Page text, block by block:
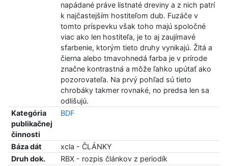
napádané práve listnaté dreviny a z nich patrí
k najčastejším hostiteľom dub. Fuzáče v
tomto príspevku však toho majú spoločné
viac ako len hostiteľa, je to aj zaujímavé
sfarbenie, ktorým tieto druhy vynikajú. Žltá a
čierna alebo tmavohnedá farba je v prírode
značne kontrastná a môže ľahko upútať ako
pozorovateľa. Na prvý pohľad sú tieto
chrobáky takmer rovnaké, no predsa len sa
odlišujú.
Kategória
publikačnej
činnosti
BDF
Báza dát
xcla - ČLÁNKY
Druh dok.
RBX - rozpis článkov z periodík